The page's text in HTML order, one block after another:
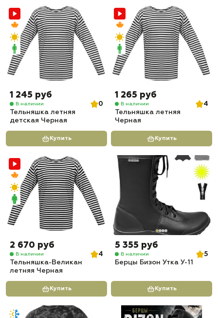
1 245 руб
В наличии
0
Тельняшка летняя
детская Черная
Купить
1 265 руб
В наличии
4
Тельняшка летняя
Черная
Купить
2 670 руб
В наличии
4
Тельняшка-Великан
летняя Черная
Купить
5 355 руб
В наличии
5
Берцы Бизон Утка У-11
Купить